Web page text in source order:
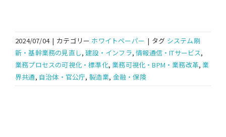
2024/07/04 | カテゴリー ホワイトペーパー | タグ システム刷
新・基幹業務の見直し,建設・インフラ,情報通信・ITサービス,
業務プロセスの可視化・標準化, 業務可視化・BPM・業務改革, 業
界共通, 自治体・官公庁, 製造業, 金融・保険